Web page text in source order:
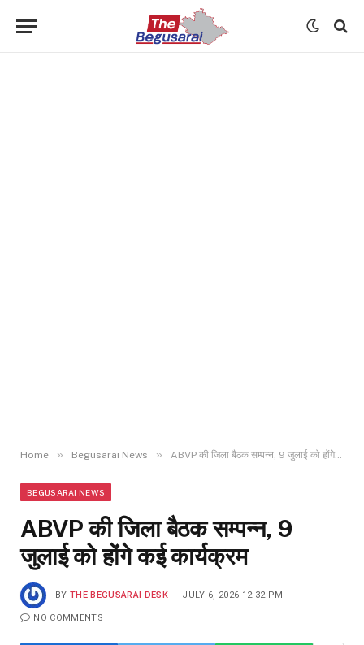
Home » Begusarai News » ABVP की जिला बैठक सम्पन्न, 9 जुलाई को होंगे कई कार्यक्रम
BEGUSARAI NEWS
ABVP की जिला बैठक सम्पन्न, 9
जुलाई को होंगे कई कार्यक्रम
BY THE BEGUSARAI DESK JULY 6, 2026 12:32 PM
NO COMMENTS